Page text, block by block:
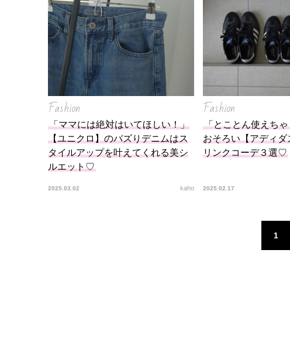
Fashion
「ママには絶対はいてほしい！」
【ユニクロ】のバズりデニムはス
タイルアップを叶えてくれる美シ
ルエット♡
2025.03.02 kaho
Fashion
「とことん使えち
おそろい【アディダ
リンクコーデ３選♡
2025.02.17
1